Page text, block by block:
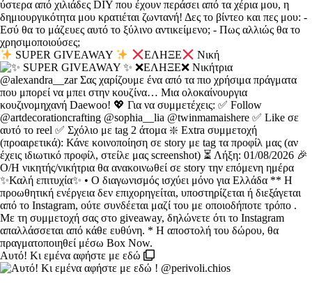
SUPER GIVEAWAY ΕΛΗΞΕ Νική
Αυτό! Κι εμένα αφήστε με εδώ